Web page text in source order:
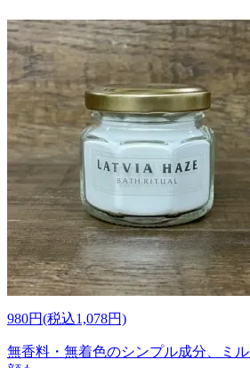
980円(税込1,078円)
無香料・無着色のシンプル成分、ミ